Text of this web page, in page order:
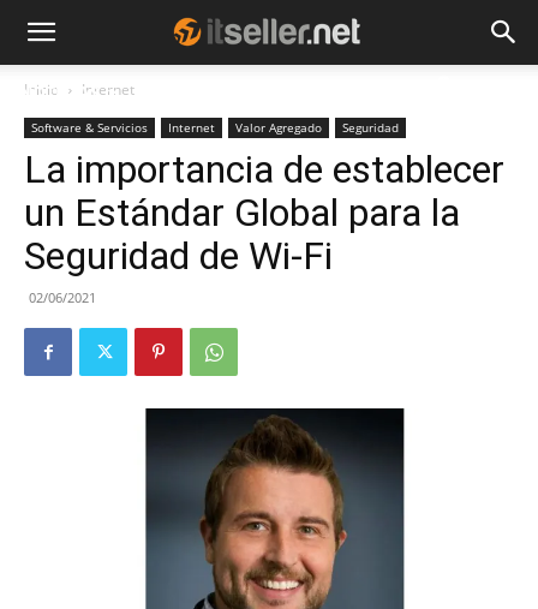
NOTICIAS
Inicio Internet
Software & Servicios Internet Valor Agregado Seguridad
La importancia de establecer
un Estándar Global para la
Seguridad de Wi-Fi
02/06/2021